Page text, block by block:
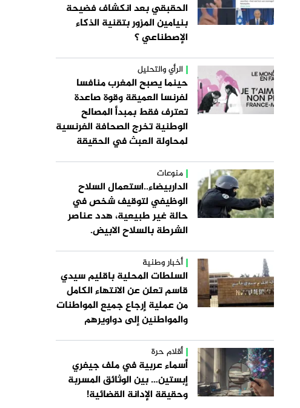
الحقبقي بعد انكشاف فضيحة
بنيامين المزور بتقنية الذكاء
الإصطناعي ؟
الرأي والتحليل
حينما يصبح المغرب منافسا
لفرنسا العميقة وقوة صاعدة
تعترف فقط بمبدأ المصالح
الوطنية تخرج الصحافة الفرنسية
لمحاولة العبث في الحقيقة
منوعات
الداربيضاء..استعمال السلاح
الوظيفي لتوقيف شخص في
حالة غير طبيعية، هدد عناصر
الشرطة بالسلاح الابيض.
أخبار وطنية
السلطات المحلية باقليم سيدي
قاسم تعلن عن الانتهاء الكامل
من عملية إرجاع جميع المواطنات
والمواطنين إلى دواويرهم
أقلام حرة
أسماء عربية في ملف جيفري
إبستين… بين الوثائق المسربة
وحقيقة الإدانة القضائية!